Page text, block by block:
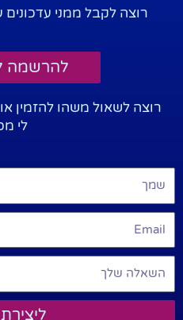
רוצה לקבל ממני
להרשמה
רוצה לשאול משהו להזמין
לי